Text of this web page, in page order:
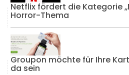
Netflix fördert die Kategorie
Horror-Thema
Groupon möchte für Ihre
da sein